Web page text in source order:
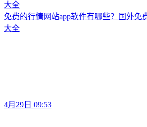
大全
免费的行情网站app软件有哪些？国外免
大全
4月29日 09:53